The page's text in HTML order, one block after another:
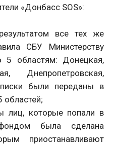
«Донбасс SOS»:
все тех же
СБУ Министерству
5 областям: Донецкая,
Днепропетровская,
были переданы в
лиц, которые попали в
была сделана
приостанавливают